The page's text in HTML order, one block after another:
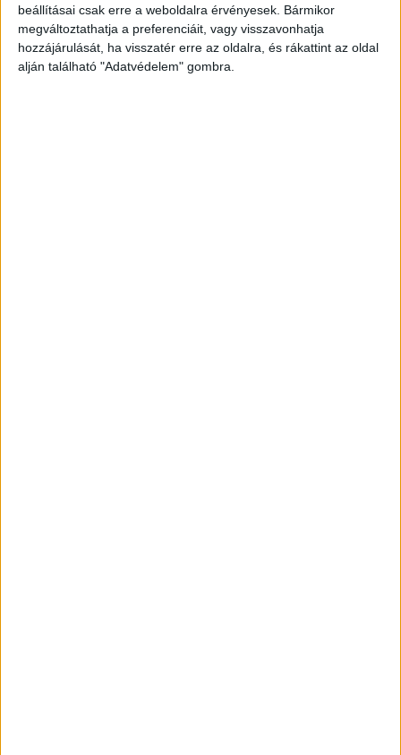
beállításai csak erre a weboldalra érvényesek. Bármikor
megváltoztathatja a preferenciáit, vagy visszavonhatja
hozzájárulását, ha visszatér erre az oldalra, és rákattint az oldal
alján található "Adatvédelem" gombra.
Facebook Email